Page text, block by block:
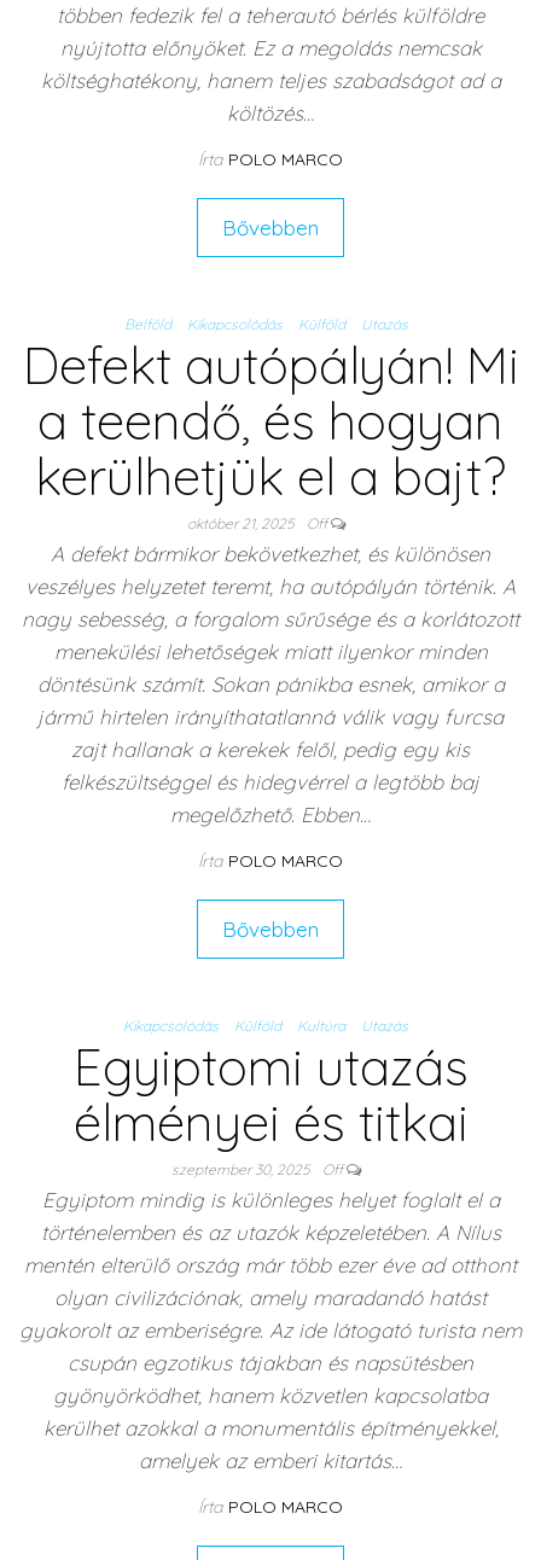
többen fedezik fel a teherautó bérlés külföldre
nyújtotta előnyöket. Ez a megoldás nemcsak
költséghatékony, hanem teljes szabadságot ad a
költözés…
Írta POLO MARCO
Bővebben
Belföld Kikapcsolódás Külföld Utazás
Defekt autópályán! Mi
a teendő, és hogyan
kerülhetjük el a bajt?
október 21, 2025 Off
A defekt bármikor bekövetkezhet, és különösen
veszélyes helyzetet teremt, ha autópályán történik. A
nagy sebesség, a forgalom sűrűsége és a korlátozott
menekülési lehetőségek miatt ilyenkor minden
döntésünk számít. Sokan pánikba esnek, amikor a
jármű hirtelen irányíthatatlanná válik vagy furcsa
zajt hallanak a kerekek felől, pedig egy kis
felkészültséggel és hidegvérrel a legtöbb baj
megelőzhető. Ebben…
Írta POLO MARCO
Bővebben
Kikapcsolódás Külföld Kultúra Utazás
Egyiptomi utazás
élményei és titkai
szeptember 30, 2025 Off
Egyiptom mindig is különleges helyet foglalt el a
történelemben és az utazók képzeletében. A Nílus
mentén elterülő ország már több ezer éve ad otthont
olyan civilizációnak, amely maradandó hatást
gyakorolt az emberiségre. Az ide látogató turista nem
csupán egzotikus tájakban és napsütésben
gyönyörködhet, hanem közvetlen kapcsolatba
kerülhet azokkal a monumentális építményekkel,
amelyek az emberi kitartás…
Írta POLO MARCO